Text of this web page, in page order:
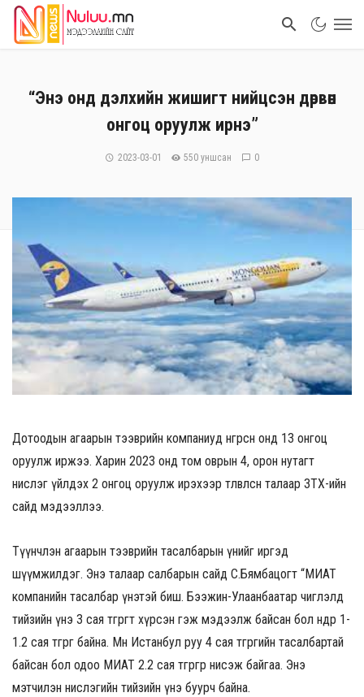
“Энэ онд дэлхийн жишигт нийцсэн дөрвөн
онгоц оруулж ирнэ”
2023-03-01 550 уншсан 0
Дотоодын агаарын тээврийн компаниуд өнгөрсөн онд 13 онгоц
оруулж иржээ. Харин 2023 онд том оврын 4, орон нутагт
нислэг үйлдэх 2 онгоц оруулж ирэхээр төлөвлөсөн талаар ЗТХ-ийн
сайд мэдээллээ.
Түүнчлэн агаарын тээврийн тасалбарын үнийг иргэд
шүүмжилдэг. Энэ талаар салбарын сайд С.Бямбацогт “МИАТ
компанийн тасалбар үнэтэй биш. Бээжин-Улаанбаатар чиглэлд
тийзийн үнэ 3 сая төгрөгт хүрсэн гэж мэдээлж байсан бол өнөөдөр 1-
1.2 сая төгрөг байна. Мөн Истанбул руу 4 сая төгрөгийн тасалбартай
байсан бол одоо МИАТ 2.2 сая төгрөгөөр нисэж байгаа. Энэ
мэтчилэн нислэгийн тийзийн үнэ буурч байна.